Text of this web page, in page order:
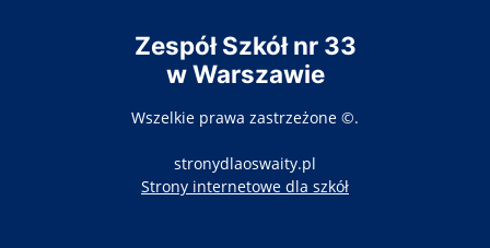
Zespół Szkół nr 33
w Warszawie
Wszelkie prawa zastrzeżone ©.
stronydlaoswaity.pl
Strony internetowe dla szkółotwiera się w